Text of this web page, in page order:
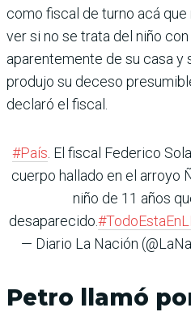
como fiscal de turno acá
ver si no se trata del niño
aparentemente de su casa y
produjo su deceso
declaró el fiscal.
#País . El fiscal Federico
cuerpo hallado en el arroyo
niño de 11 años
desaparecido.
— Diario La Nación
Petro llamó